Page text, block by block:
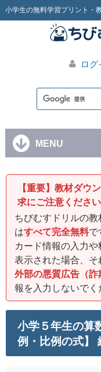
小学生の無料学習プリント・
ログ
MENU
【重要】教材ダウ
求にご注意ください
ちびむすドリルの
はすべて完全無料で
カード情報の入力
表示された場合、そ
外部の悪質広告（詐
報を入力しないでく
小学５年生の算
例・比例の式】